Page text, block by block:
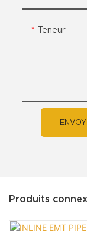
Teneur
Produits